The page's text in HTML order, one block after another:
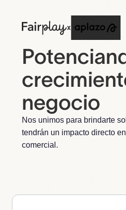
x
negocio
Nos unimos para brindarte
tendrán un impacto directo
comercial.